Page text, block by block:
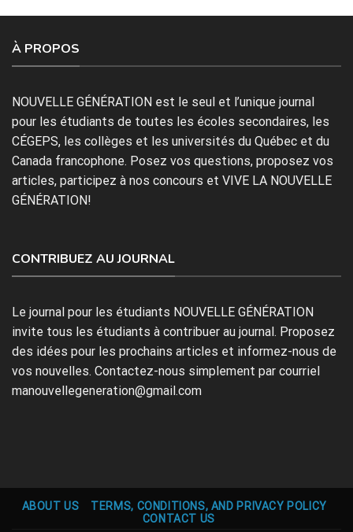
À PROPOS
NOUVELLE GÉNÉRATION est le seul et l’unique journal
pour les étudiants de toutes les écoles secondaires, les
CÉGEPS, les collèges et les universités du Québec et du
Canada francophone. Posez vos questions, proposez vos
articles, participez à nos concours et VIVE LA NOUVELLE
GÉNÉRATION!
CONTRIBUEZ AU JOURNAL
Le journal pour les étudiants NOUVELLE GÉNÉRATION
invite tous les étudiants à contribuer au journal. Proposez
des idées pour les prochains articles et informez-nous de
vos nouvelles. Contactez-nous simplement par courriel
manouvellegeneration@gmail.com
ABOUT US
TERMS, CONDITIONS, AND PRIVACY POLICY
CONTACT US